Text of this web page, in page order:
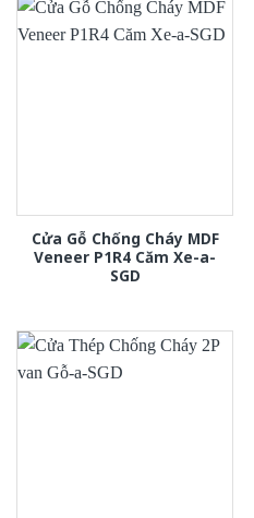
Cửa Gỗ Chống Cháy MDF
Veneer P1R4 Căm Xe-a-
SGD